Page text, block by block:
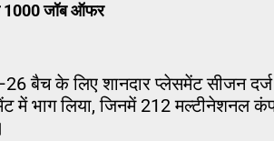
से 1000 जॉब ऑफर
बैच के लिए शानदार प्लेसमेंट सीजन
में भाग लिया, जिनमें 212 मल्टीनेशनल